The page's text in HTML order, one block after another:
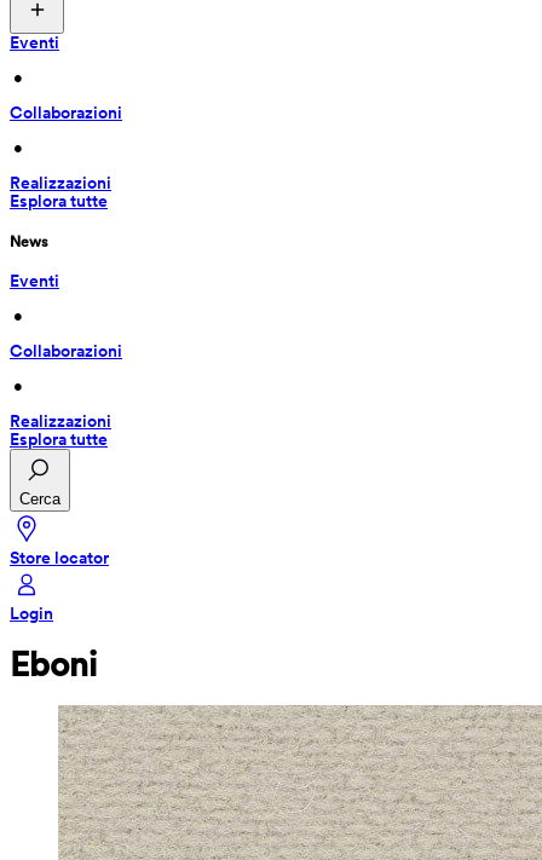
Eventi
•
Collaborazioni
•
Realizzazioni
Esplora tutte
News
Eventi
•
Collaborazioni
•
Realizzazioni
Esplora tutte
Cerca
Store locator
Login
Eboni